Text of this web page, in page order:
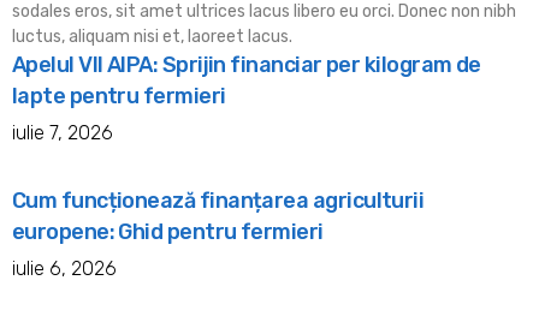
sodales eros, sit amet ultrices lacus libero eu orci. Donec non nibh
luctus, aliquam nisi et, laoreet lacus.
Apelul VII AIPA: Sprijin financiar per kilogram de
lapte pentru fermieri
iulie 7, 2026
Cum funcționează finanțarea agriculturii
europene: Ghid pentru fermieri
iulie 6, 2026